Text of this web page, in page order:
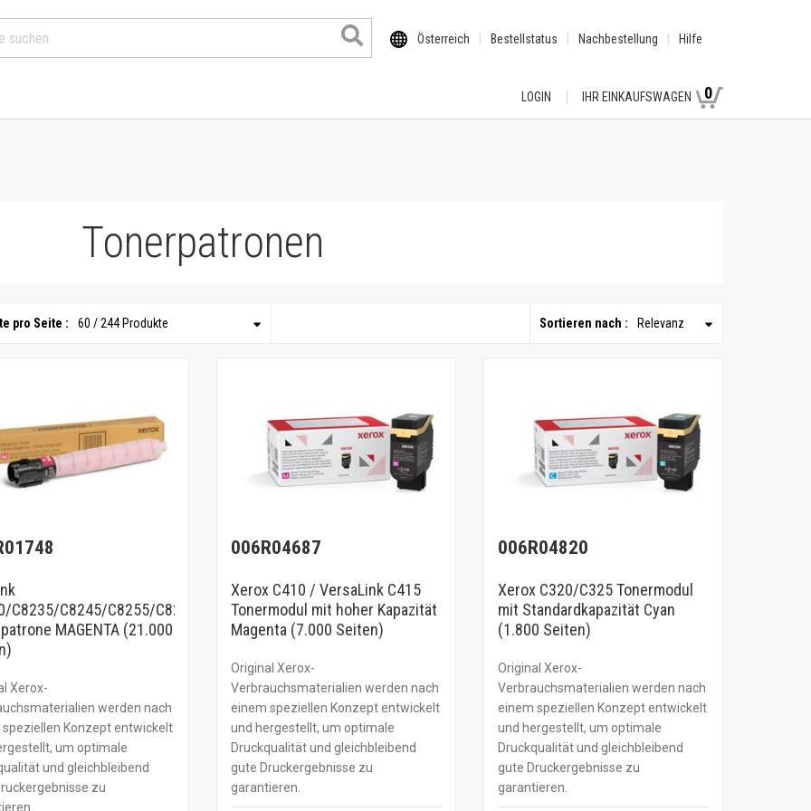
Österreich Bestellstatus Nachbestellung Hilfe
LOGIN IHR EINKAUFSWAGEN 0
Tonerpatronen
Sortieren nach : Relevanz
pro Seite : 60 / 244 Produkte
C8235/C8245/C8255/C8270
MAGENTA (21.000
Xerox-
werden nach
Konzept entwickelt
um optimale
und gleichbleibend
zu
006R04687
Xerox C410 / VersaLink C415
Tonermodul mit hoher Kapazität
Magenta (7.000 Seiten)
Original Xerox-
Verbrauchsmaterialien werden nach
einem speziellen Konzept entwickelt
und hergestellt, um optimale
Druckqualität und gleichbleibend
gute Druckergebnisse zu
garantieren.
006R04820
Xerox C320/C325 Tonermodul
mit Standardkapazität Cyan
(1.800 Seiten)
Original Xerox-
Verbrauchsmaterialien werden nach
einem speziellen Konzept entwickelt
und hergestellt, um optimale
Druckqualität und gleichbleibend
gute Druckergebnisse zu
garantieren.